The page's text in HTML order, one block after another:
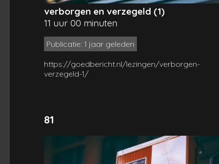
verborgen en verzegeld (1)
11 uur 00 minuten
Publicatie: 1 jaar geleden
https://goedbericht.nl/lezingen/verborgen-
verzegeld-1/
81